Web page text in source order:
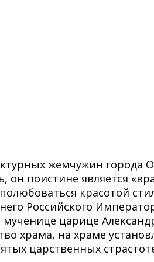
жемчужин города
он поистине является
красотой
Российского
царице
храма, на храме
царственных